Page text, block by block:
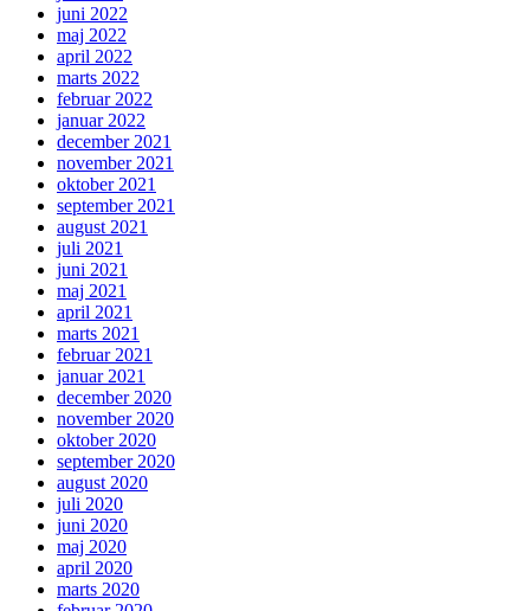
juni 2022
maj 2022
april 2022
marts 2022
februar 2022
januar 2022
december 2021
november 2021
oktober 2021
september 2021
august 2021
juli 2021
juni 2021
maj 2021
april 2021
marts 2021
februar 2021
januar 2021
december 2020
november 2020
oktober 2020
september 2020
august 2020
juli 2020
juni 2020
maj 2020
april 2020
marts 2020